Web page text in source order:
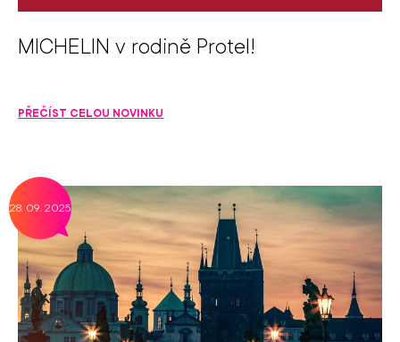
MICHELIN v rodině Protel!
PŘEČÍST CELOU NOVINKU
28. 09. 2025